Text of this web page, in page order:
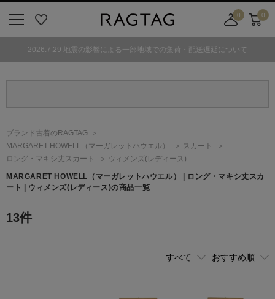
気
0
舗
カ
0
2026.7.29 地震の影響による一部地域での集荷・配送遅延について
ブランド古着のRAGTAG
MARGARET HOWELL （マーガレットハウエル）
スカート
ロング・マキシ丈スカート
ウィメンズ(レディース)
MARGARET HOWELL （マーガレットハウエル）
| ロング・マキシ丈スカ
ート | ウィメンズ(レディース)の商品一覧
13件